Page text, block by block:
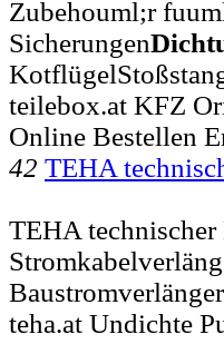
Zubehouml;r
Sicherungen
teilebox.at KFZ
Online Bestellen
42 TEHA
TEHA technischer
teha.at Undichte